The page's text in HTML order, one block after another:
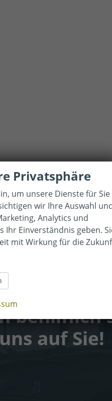
behilflich
uns auf Sie!
Privatsphäre
um unsere Dienste für Sie
wir Ihre Auswahl
Analytics und
Ihr Einverständnis geben.
mit Wirkung für die